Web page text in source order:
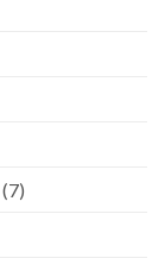
(7)